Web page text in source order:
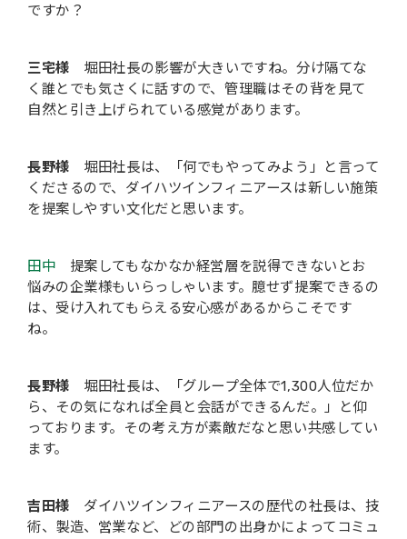
ですか？
三宅様 堀田社長の影響が大きいですね。分け隔てな
く誰とでも気さくに話すので、管理職はその背を見て
自然と引き上げられている感覚があります。
長野様 堀田社長は、「何でもやってみよう」と言って
くださるので、ダイハツインフィニアースは新しい施策
を提案しやすい文化だと思います。
田中 提案してもなかなか経営層を説得できないとお
悩みの企業様もいらっしゃいます。臆せず提案できるの
は、受け入れてもらえる安心感があるからこそです
ね。
長野様 堀田社長は、「グループ全体で1,300人位だか
ら、その気になれば全員と会話ができるんだ。」と仰
っております。その考え方が素敵だなと思い共感してい
ます。
吉田様 ダイハツインフィニアースの歴代の社長は、技
術、製造、営業など、どの部門の出身かによってコミュ